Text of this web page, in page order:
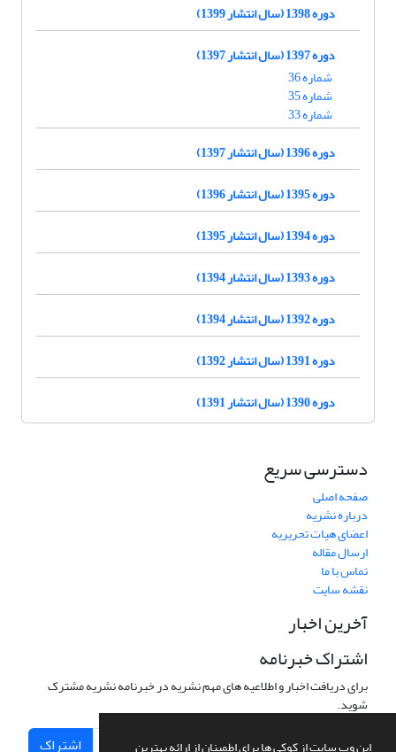
این وب سایت از کوکی ها برای اطمینان از ارائه بهترین
دوره 1398 (سال انتشار 1399)
دوره 1397 (سال انتشار 1397)
شماره 36
شماره 35
شماره 33
دوره 1396 (سال انتشار 1397)
دوره 1395 (سال انتشار 1396)
دوره 1394 (سال انتشار 1395)
دوره 1393 (سال انتشار 1394)
دوره 1392 (سال انتشار 1394)
دوره 1391 (سال انتشار 1392)
دوره 1390 (سال انتشار 1391)
دسترسی سریع
صفحه اصلی
درباره نشریه
اعضای هیات تحریریه
ارسال مقاله
تماس با ما
نقشه سایت
آخرین اخبار
اشتراک خبرنامه
برای دریافت اخبار و اطلاعیه های مهم نشریه در خبرنامه نشریه مشترک
شوید.
اشتراک